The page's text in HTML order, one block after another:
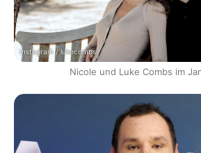
Instagram / lukecombs
Nicole und Luke Combs im